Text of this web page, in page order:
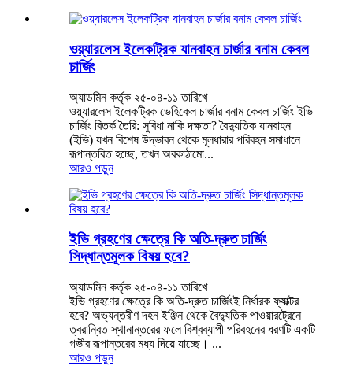
ওয়্যারলেস ইলেকট্রিক যানবাহন চার্জার বনাম কেবল
চার্জিং
অ্যাডমিন কর্তৃক ২৫-০৪-১১ তারিখে
ওয়্যারলেস ইলেকট্রিক ভেহিকেল চার্জার বনাম কেবল চার্জিং ইভি
চার্জিং বিতর্ক তৈরি: সুবিধা নাকি দক্ষতা? বৈদ্যুতিক যানবাহন
(ইভি) যখন বিশেষ উদ্ভাবন থেকে মূলধারার পরিবহন সমাধানে
রূপান্তরিত হচ্ছে, তখন অবকাঠামো...
আরও পড়ুন
ইভি গ্রহণের ক্ষেত্রে কি অতি-দ্রুত চার্জিং
সিদ্ধান্তমূলক বিষয় হবে?
অ্যাডমিন কর্তৃক ২৫-০৪-১১ তারিখে
ইভি গ্রহণের ক্ষেত্রে কি অতি-দ্রুত চার্জিংই নির্ধারক ফ্যাক্টর
হবে? অভ্যন্তরীণ দহন ইঞ্জিন থেকে বৈদ্যুতিক পাওয়ারট্রেনে
ত্বরান্বিত স্থানান্তরের ফলে বিশ্বব্যাপী পরিবহনের ধরণটি একটি
গভীর রূপান্তরের মধ্য দিয়ে যাচ্ছে। ...
আরও পড়ুন